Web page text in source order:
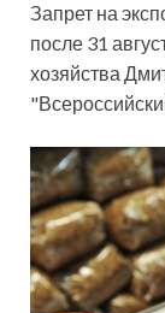
Запрет на
после 31
хозяйства